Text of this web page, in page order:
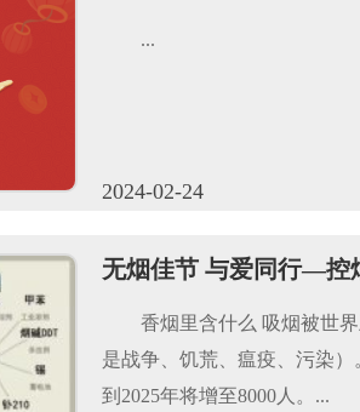
...
2024-02-24
无烟佳节 与爱同行—控
香烟里含什么 吸烟被世
是战争、饥荒、瘟疫、污染
到2025年将增至8000人。...